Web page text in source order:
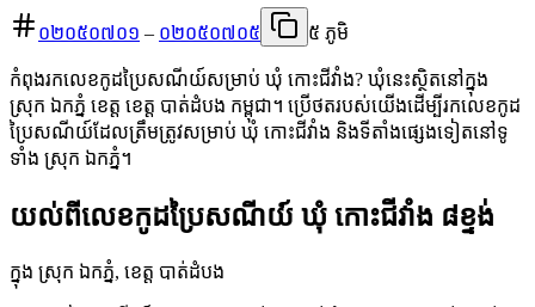
០២០៥០៧០១ – ០២០៥០៧០៥ ៥ ភូមិ
កំពុងរកលេខកូដប្រៃសណីយ៍សម្រាប់ ឃុំ កោះជីវាំង? ឃុំនេះស្ថិតនៅក្នុង
ស្រុក ឯកភ្នំ ខេត្ត ខេត្ត បាត់ដំបង កម្ពុជា។ ប្រើថតរបស់យើងដើម្បីរកលេខកូដ
ប្រៃសណីយ៍ដែលត្រឹមត្រូវសម្រាប់ ឃុំ កោះជីវាំង និងទីតាំងផ្សេងទៀតនៅទូ
ទាំង ស្រុក ឯកភ្នំ។
យល់ពីលេខកូដប្រៃសណីយ៍ ឃុំ កោះជីវាំង ៨ខ្ទង់
ក្នុង ស្រុក ឯកភ្នំ, ខេត្ត បាត់ដំបង